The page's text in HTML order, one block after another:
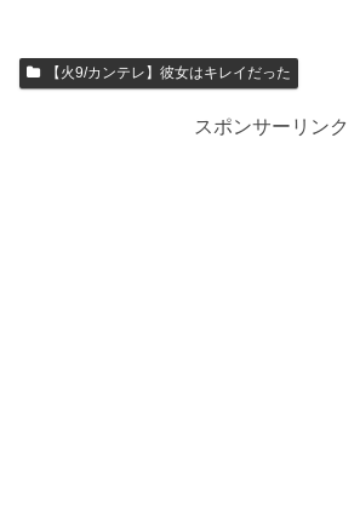
【火9/カンテレ】彼女はキレイだった
スポンサーリンク